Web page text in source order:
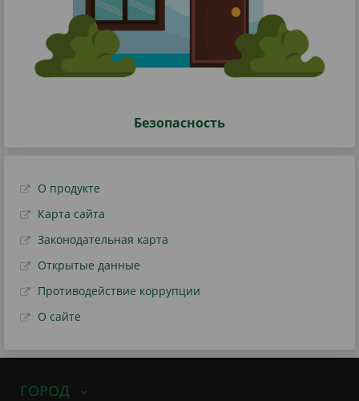
Безопасность
О продукте
Карта сайта
Законодательная карта
Открытые данные
Противодействие коррупции
О сайте
ГОРОД